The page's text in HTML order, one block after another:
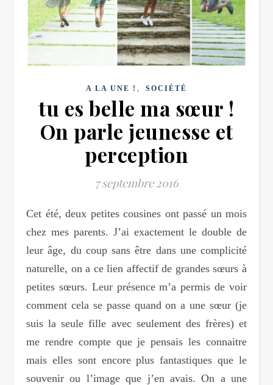
A LA UNE ! , SOCIÉTÉ
tu es belle ma sœur !
On parle jeunesse et
perception
7 septembre 2016
Cet été, deux petites cousines ont passé un mois
chez mes parents. J’ai exactement le double de
leur âge, du coup sans être dans une complicité
naturelle, on a ce lien affectif de grandes sœurs à
petites sœurs. Leur présence m’a permis de voir
comment cela se passe quand on a une sœur (je
suis la seule fille avec seulement des frères) et
me rendre compte que je pensais les connaitre
mais elles sont encore plus fantastiques que le
souvenir ou l’image que j’en avais. On a une